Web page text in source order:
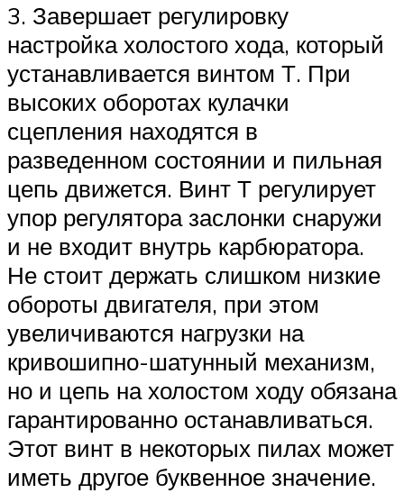
3. Завершает регулировку
настройка холостого хода, который
устанавливается винтом Т. При
высоких оборотах кулачки
сцепления находятся в
разведенном состоянии и пильная
цепь движется. Винт Т регулирует
упор регулятора заслонки снаружи
и не входит внутрь карбюратора.
Не стоит держать слишком низкие
обороты двигателя, при этом
увеличиваются нагрузки на
кривошипно-шатунный механизм,
но и цепь на холостом ходу обязана
гарантированно останавливаться.
Этот винт в некоторых пилах может
иметь другое буквенное значение.